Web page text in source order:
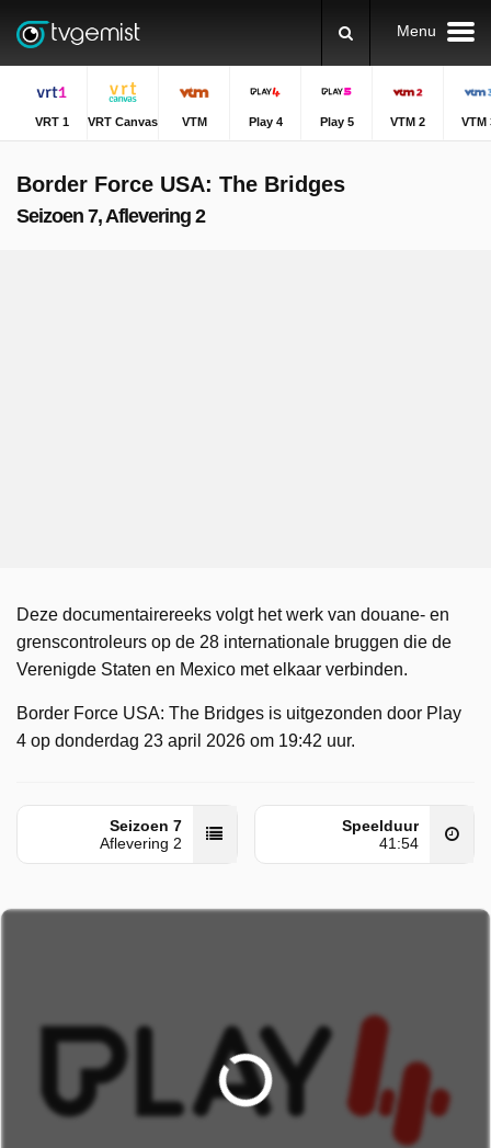
Menu
VRT 1 VRT Canvas VTM Play 4 Play 5 VTM 2 VTM
Border Force USA: The Bridges
Seizoen 7, Aflevering 2
Deze documentairereeks volgt het werk van douane- en
grenscontroleurs op de 28 internationale bruggen die de
Verenigde Staten en Mexico met elkaar verbinden.
Border Force USA: The Bridges is uitgezonden door Play
4 op donderdag 23 april 2026 om 19:42 uur.
Seizoen 7
Aflevering 2
Speelduur
41:54